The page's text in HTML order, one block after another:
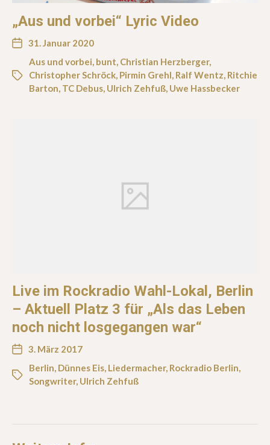
„Aus und vorbei“ Lyric Video
31. Januar 2020
Aus und vorbei bunt Christian Herzberger,
Christopher Schröck Pirmin Grehl Ralf Wentz Ritchie
Barton TC Debus Ulrich Zehfuß Uwe Hassbecker
Live im Rockradio Wahl-Lokal, Berlin
– Aktuell Platz 3 für „Als das Leben
noch nicht losgegangen war“
3. März 2017
Berlin Dünnes Eis Liedermacher, Rockradio Berlin
Songwriter, Ulrich Zehfuß